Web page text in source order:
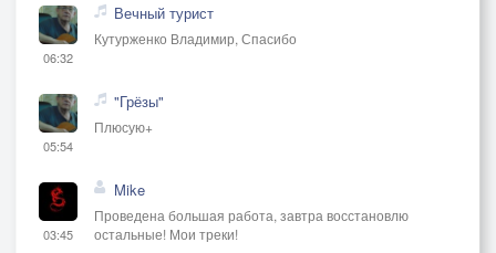
06:32
Вечный турист
Кутурженко Владимир, Спасибо
05:54
"Грёзы"
Плюсую+
03:45
Mike
Проведена большая работа, завтра восстановлю
остальные! Мои треки!